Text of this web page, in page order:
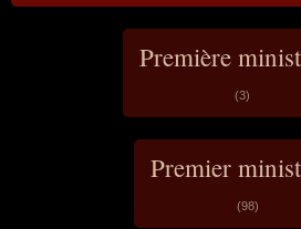
Première
(3)
Premier
(98)